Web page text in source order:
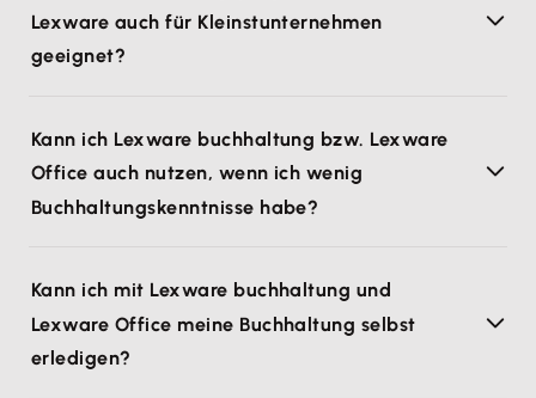
Lexware auch für Kleinstunternehmen
geeignet?
Kann ich Lexware buchhaltung bzw. Lexware
Office auch nutzen, wenn ich wenig
Buchhaltungskenntnisse habe?
Kann ich mit Lexware buchhaltung und
Lexware Office meine Buchhaltung selbst
erledigen?